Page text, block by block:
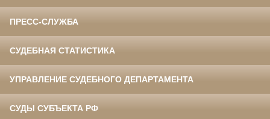
ПРЕСС-СЛУЖБА
СУДЕБНАЯ СТАТИСТИКА
УПРАВЛЕНИЕ СУДЕБНОГО ДЕПАРТАМЕНТА
СУДЫ СУБЪЕКТА РФ